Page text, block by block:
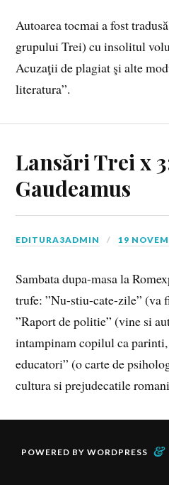
Autoarea tocmai a fost
grupului Trei) cu insolitul
Acuzaţii de plagiat şi alte
literatura”.
Lansări Trei x
Gaudeamus
EDITURA3ADMIN 19
Sambata dupa-masa la
trufe: ”Nu-stiu-cate-zile” (va
”Raport de politie” (vine si
intampinam copilul ca
educatori” (o carte de
cultura si prejudecatile
POWERED BY WORDPRESS &